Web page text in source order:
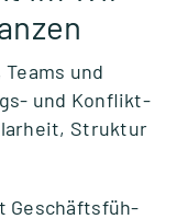
und
und Kon­flikt­
Struk­tur
Geschäfts­füh­